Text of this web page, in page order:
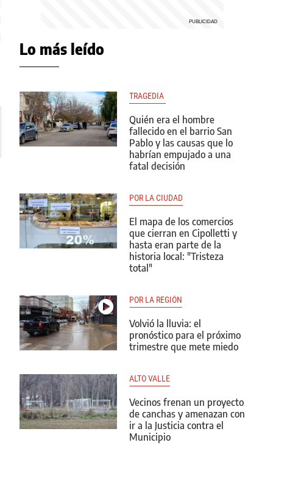
Lo más leído
TRAGEDIA
Quién era el hombre
fallecido en el barrio San
Pablo y las causas que lo
habrían empujado a una
fatal decisión
POR LA CIUDAD
El mapa de los comercios
que cierran en Cipolletti y
hasta eran parte de la
historia local: "Tristeza
total"
POR LA REGIÓN
Volvió la lluvia: el
pronóstico para el próximo
trimestre que mete miedo
ALTO VALLE
Vecinos frenan un proyecto
de canchas y amenazan con
ir a la Justicia contra el
Municipio